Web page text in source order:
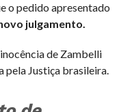
o pedido apresentado
julgamento.
de Zambelli
pela Justiça brasileira.